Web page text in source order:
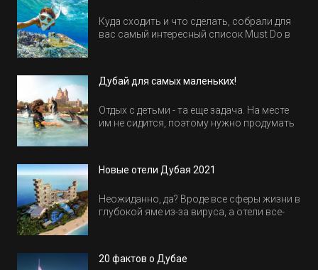
Куда сходить и что сделать, собрали для
вас самый интересный список Must Do в
Дубай для самых маленьких!
Отдых с детьми - та еще задача. На месте
им не сидится, поэтому нужно продумать
Новые отели Дубая 2021
Неожиданно, да? Вроде все сферы жизни в
глубокой яме из-за вируса, а отели все-
обычно на первые заезды дают промо-
20 фактов о Дубае